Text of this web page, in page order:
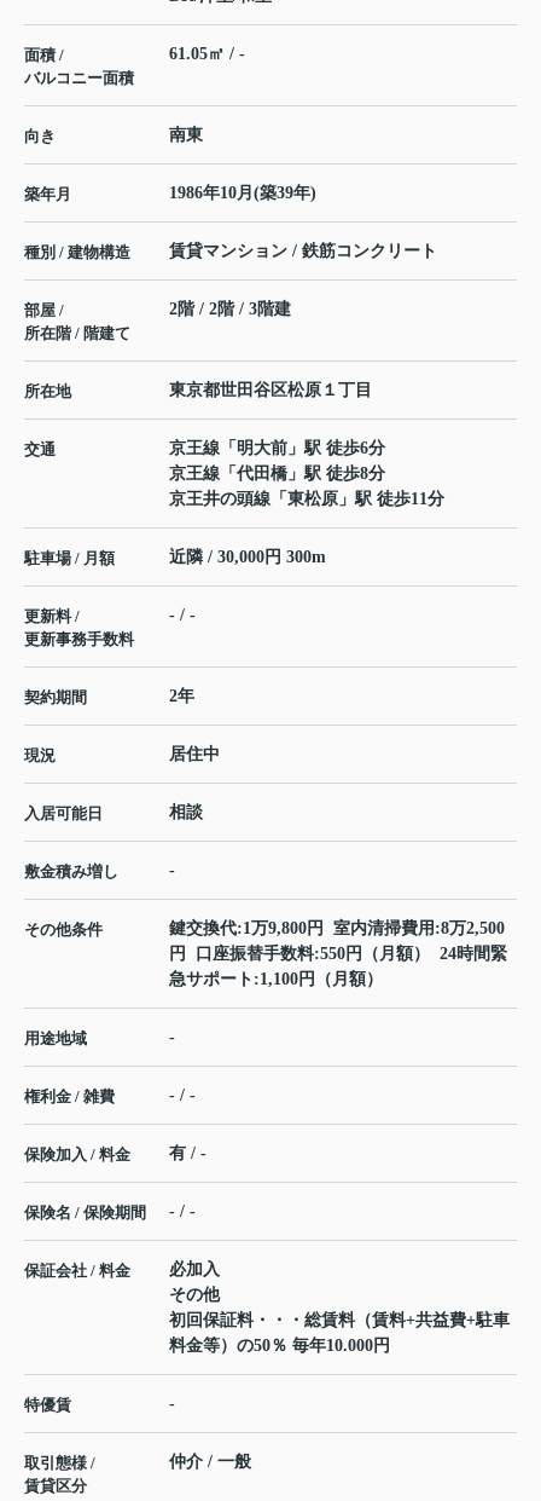
面積 /
バルコニー面積
61.05㎡ / -
向き 南東
築年月 1986年10月(築39年)
種別 / 建物構造 賃貸マンション / 鉄筋コンクリート
部屋 /
所在階 / 階建て
2階 / 2階 / 3階建
所在地 東京都世田谷区松原 １丁目
交通 京王線 「 明大前 」駅 徒歩6分
京王線 「 代田橋 」駅 徒歩8分
京王井の頭線 「 東松原 」駅 徒歩11分
駐車場 / 月額 近隣 / 30,000円 300m
更新料 /
更新事務手数料
- / -
契約期間 2年
現況 居住中
入居可能日 相談
敷金積み増し -
その他条件
鍵交換代:1万9,800円 室内清掃費用:8万2,500
円 口座振替手数料:550円（月額） 24時間緊
急サポート:1,100円（月額）
用途地域 -
権利金 / 雑費 - / -
保険加入 / 料金 有 / -
保険名 / 保険期間 - / -
保証会社 / 料金
必加入
その他
初回保証料・・・総賃料（賃料+共益費+駐車
料金等）の50％ 毎年10.000円
特優賃 -
取引態様 /
賃貸区分
仲介 / 一般